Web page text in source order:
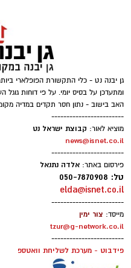
לחצו כאן
יש לכם מידע חשוב
חדשותי? מצאתם טעות
אותנו
גן יבנה נט - כלי התקשורת הפופלארי
ומתעדכן על בסיס יומי. על פי דוחות
האב בישוב - נתון חסר תקדים במדיה
------------------------
מוציא לאור: קבוצת ישראל נט
news@isnet.co.il
------------------------
פירסום באתר: אלדה נתנאל
טל: 050-7870908
elda@isnet.co.il
------------------------
מייסד: צור ימין
tzur@g-network.co.il
------------------------
פידבוט - מערכת לשליחת וואטספ